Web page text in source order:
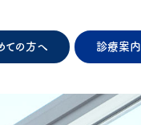
ての方へ 診療案内